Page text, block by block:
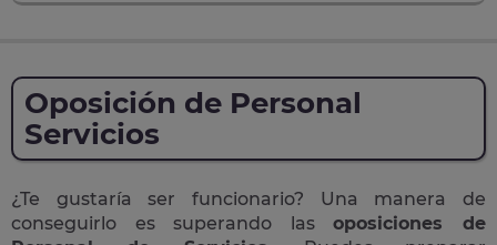
Oposición de Personal
Servicios
¿Te gustaría ser funcionario? Una manera de
conseguirlo es superando lasoposiciones de